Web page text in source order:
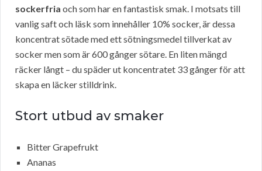
sockerfria och som har en fantastisk smak. I motsats till
vanlig saft och läsk som innehåller 10% socker, är dessa
koncentrat sötade med ett sötningsmedel tillverkat av
socker men som är 600 gånger sötare. En liten mängd
räcker långt – du späder ut koncentratet 33 gånger för att
skapa en läcker stilldrink.
Stort utbud av smaker
Bitter Grapefrukt
Ananas